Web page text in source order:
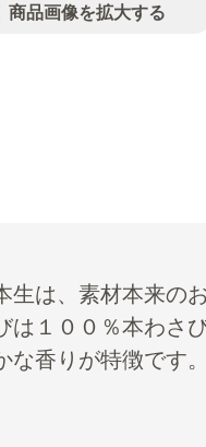
商品画像を拡大する
生は、素材本来の
は１００％本わさ
な香りが特徴です